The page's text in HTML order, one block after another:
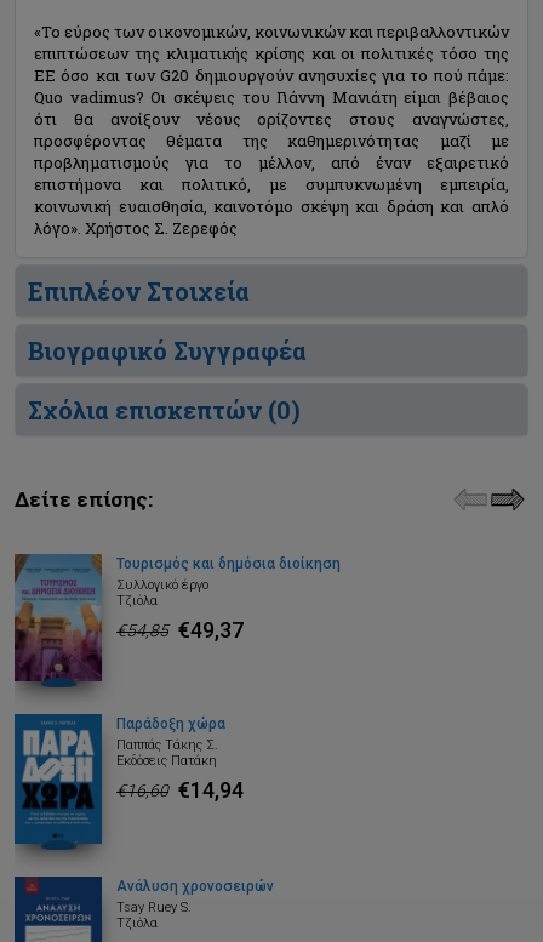
«Το εύρος των οικονομικών, κοινωνικών και περιβαλλοντικών
επιπτώσεων της κλιματικής κρίσης και οι πολιτικές τόσο της
ΕΕ όσο και των G20 δημιουργούν ανησυχίες για το πού πάμε:
Quo vadimus? Οι σκέψεις του Γιάννη Μανιάτη είμαι βέβαιος
ότι θα ανοίξουν νέους ορίζοντες στους αναγνώστες,
προσφέροντας θέματα της καθημερινότητας μαζί με
προβληματισμούς για το μέλλον, από έναν εξαιρετικό
επιστήμονα και πολιτικό, με συμπυκνωμένη εμπειρία,
κοινωνική ευαισθησία, καινοτόμο σκέψη και δράση και απλό
λόγο». Χρήστος Σ. Ζερεφός
Επιπλέον Στοιχεία
Βιογραφικό Συγγραφέα
Σχόλια επισκεπτών (0)
Δείτε επίσης:
Τουρισμός και δημόσια διοίκηση
Συλλογικό έργο
Τζιόλα
€54,85 €49,37
Παράδοξη χώρα
Παππάς Τάκης Σ.
Εκδόσεις Πατάκη
€16,60 €14,94
Ανάλυση χρονοσειρών
Tsay Ruey S.
Τζιόλα